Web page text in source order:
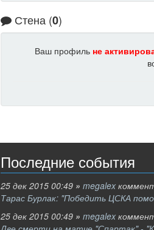
Стена (0)
Ваш профиль не
Последние события
25 дек 2015 00:49 » megalex
Тарас Бурлак: "Победить ЦСКА
25 дек 2015 00:49 » megalex